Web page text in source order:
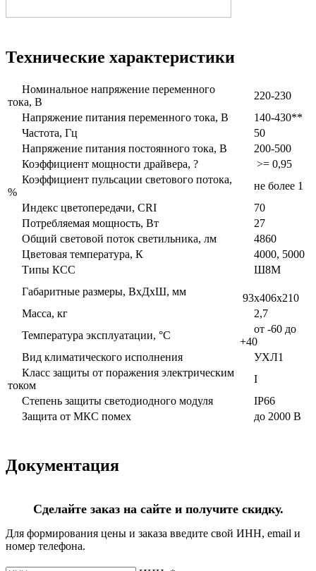
Технические характеристики
Номинальное напряжение переменного
тока, В
220-230
Напряжение питания переменного тока, В
140-430**
Частота, Гц
50
Напряжение питания постоянного тока, В
200-500
Коэффициент мощности драйвера, ?
>= 0,95
Коэффициент пульсации светового потока,
%
не более 1
Индекс цветопередачи, CRI
70
Потребляемая мощность, Вт
27
Общий световой поток светильника, лм
4860
Цветовая температура, К
4000, 5000
Типы КСС
Ш8М
Габаритные размеры, ВxДxШ, мм
93x406x210
Масса, кг
2,7
Температура эксплуатации, °С
от -60 до
+40
Вид климатического исполнения
УХЛ1
Класс защиты от поражения электрическим
током
I
Степень защиты светодиодного модуля
IP66
Защита от МКС помех
до 2000 В
Документация
Сделайте заказ на сайте и получите скидку.
Для формирования цены и заказа введите свой ИНН, email и
номер телефона.